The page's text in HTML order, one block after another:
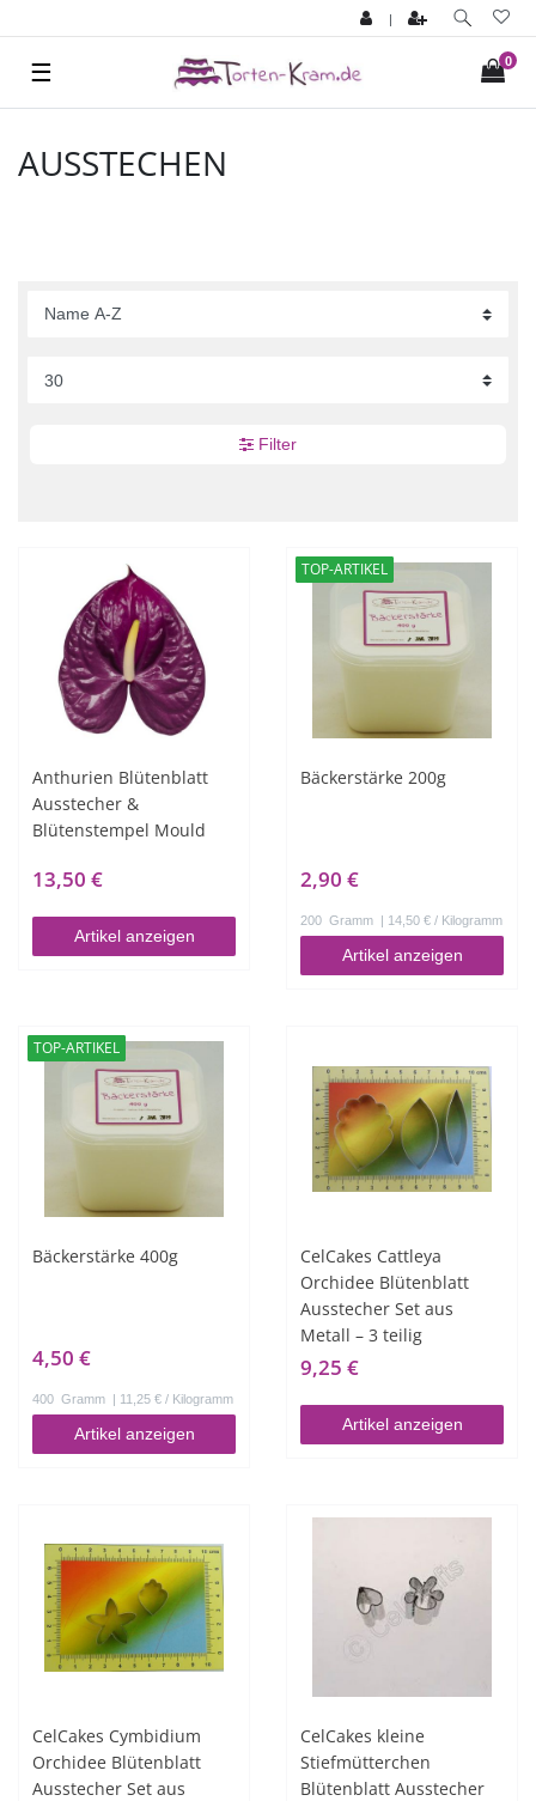
|
0
☰
AUSSTECHEN
Filter
Anthurien Blütenblatt
Ausstecher &
Blütenstempel Mould
13,50 €
Artikel anzeigen
TOP-ARTIKEL
Bäckerstärke 200g
2,90 €
200 Gramm | 14,50 € / Kilogramm
Artikel anzeigen
TOP-ARTIKEL
Bäckerstärke 400g
4,50 €
400 Gramm | 11,25 € / Kilogramm
Artikel anzeigen
CelCakes Cattleya
Orchidee Blütenblatt
Ausstecher Set aus
Metall – 3 teilig
9,25 €
Artikel anzeigen
CelCakes Cymbidium
Orchidee Blütenblatt
Ausstecher Set aus
CelCakes kleine
Stiefmütterchen
Blütenblatt Ausstecher